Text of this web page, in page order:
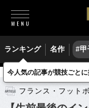
ランキング 名作 #甲
サッカー 海外サッカ
フランス・フット
今人気の記事が競技ごと